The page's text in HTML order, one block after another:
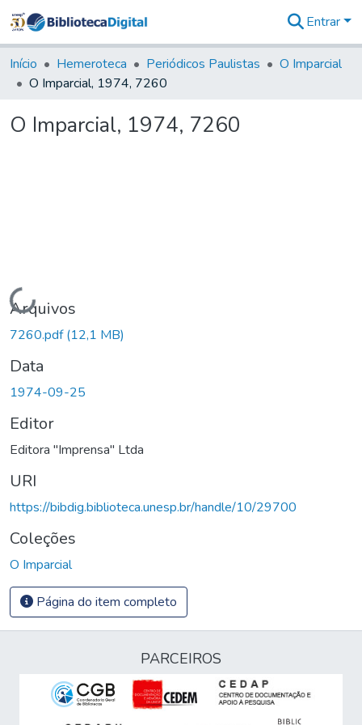
&
Coleções
Tudo na
Digital
Entrar
Início Hemeroteca Periódicos Paulistas
O Imparcial
O Imparcial, 1974, 7260
O Imparcial, 1974, 7260
Carregando...
Arquivos
7260.pdf(12,1 MB)
Data
1974-09-25
Editor
Editora "Imprensa" Ltda
URI
https://bibdig.biblioteca.unesp.br/handle/10/29700
Coleções
O Imparcial
Página do item completo
PARCEIROS